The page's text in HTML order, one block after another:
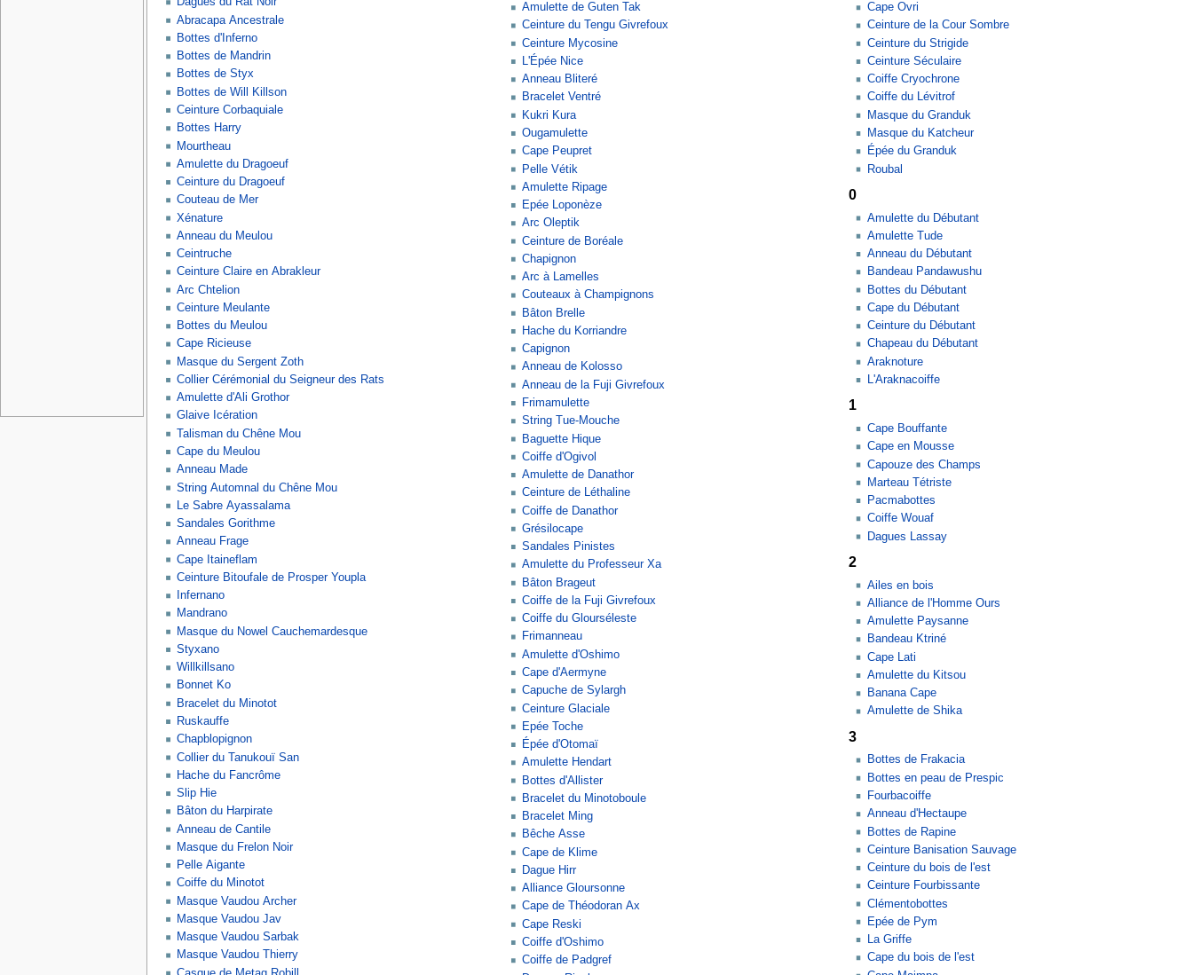
Abracapa Ancestrale
Bottes d'Inferno
Bottes de Mandrin
Bottes de Styx
Bottes de Will Killson
Ceinture Corbaquiale
Bottes Harry
Mourtheau
Amulette du Dragoeuf
Ceinture du Dragoeuf
Couteau de Mer
Xénature
Anneau du Meulou
Ceintruche
Ceinture Claire en Abrakleur
Arc Chtelion
Ceinture Meulante
Bottes du Meulou
Cape Ricieuse
Masque du Sergent Zoth
Collier Cérémonial du Seigneur des Rats
Amulette d'Ali Grothor
Glaive Icération
Talisman du Chêne Mou
Cape du Meulou
Anneau Made
String Automnal du Chêne Mou
Le Sabre Ayassalama
Sandales Gorithme
Anneau Frage
Cape Itaineflam
Ceinture Bitoufale de Prosper Youpla
Infernano
Mandrano
Masque du Nowel Cauchemardesque
Styxano
Willkillsano
Bonnet Ko
Bracelet du Minotot
Ruskauffe
Chapblopignon
Collier du Tanukouï San
Hache du Fancrôme
Slip Hie
Bâton du Harpirate
Anneau de Cantile
Masque du Frelon Noir
Pelle Aigante
Coiffe du Minotot
Masque Vaudou Archer
Masque Vaudou Jav
Masque Vaudou Sarbak
Masque Vaudou Thierry
Amulette de Guten Tak
Ceinture du Tengu Givrefoux
Ceinture Mycosine
L'Épée Nice
Anneau Bliteré
Bracelet Ventré
Kukri Kura
Ougamulette
Cape Peupret
Pelle Vétik
Amulette Ripage
Epée Loponèze
Arc Oleptik
Ceinture de Boréale
Chapignon
Arc à Lamelles
Couteaux à Champignons
Bâton Brelle
Hache du Korriandre
Capignon
Anneau de Kolosso
Anneau de la Fuji Givrefoux
Frimamulette
String Tue-Mouche
Baguette Hique
Coiffe d'Ogivol
Amulette de Danathor
Ceinture de Léthaline
Coiffe de Danathor
Grésilocape
Sandales Pinistes
Amulette du Professeur Xa
Bâton Brageut
Coiffe de la Fuji Givrefoux
Coiffe du Glourséleste
Frimanneau
Amulette d'Oshimo
Cape d'Aermyne
Capuche de Sylargh
Ceinture Glaciale
Epée Toche
Épée d'Otomaï
Amulette Hendart
Bottes d'Allister
Bracelet du Minotoboule
Bracelet Ming
Bêche Asse
Cape de Klime
Dague Hirr
Alliance Gloursonne
Cape de Théodoran Ax
Cape Reski
Coiffe d'Oshimo
Coiffe de Padgref
Cape Ovri
Ceinture de la Cour Sombre
Ceinture du Strigide
Ceinture Séculaire
Coiffe Cryochrone
Coiffe du Lévitrof
Masque du Granduk
Masque du Katcheur
Épée du Granduk
Roubal
0
Amulette du Débutant
Amulette Tude
Anneau du Débutant
Bandeau Pandawushu
Bottes du Débutant
Cape du Débutant
Ceinture du Débutant
Chapeau du Débutant
Araknoture
L'Araknacoiffe
1
Cape Bouffante
Cape en Mousse
Capouze des Champs
Marteau Tétriste
Pacmabottes
Coiffe Wouaf
Dagues Lassay
2
Ailes en bois
Alliance de l'Homme Ours
Amulette Paysanne
Bandeau Ktriné
Cape Lati
Amulette du Kitsou
Banana Cape
Amulette de Shika
3
Bottes de Frakacia
Bottes en peau de Prespic
Fourbacoiffe
Anneau d'Hectaupe
Bottes de Rapine
Ceinture Banisation Sauvage
Ceinture du bois de l'est
Ceinture Fourbissante
Clémentobottes
Epée de Pym
La Griffe
Cape du bois de l'est